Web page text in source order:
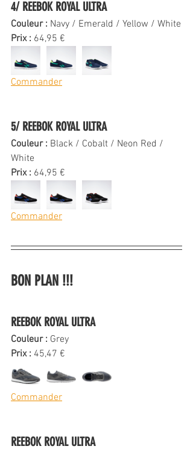
4/ REEBOK ROYAL ULTRA
Couleur : Navy / Emerald / Yellow / White
Prix : 64,95 €
Commander
5/ REEBOK ROYAL ULTRA
Couleur : Black / Cobalt / Neon Red /
White
Prix : 64,95 €
Commander
BON PLAN !!!
REEBOK ROYAL ULTRA
Couleur : Grey
Prix : 45,47 €
Commander
REEBOK ROYAL ULTRA